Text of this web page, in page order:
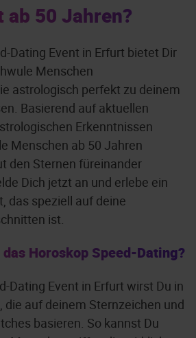
ab 50 Jahren?
Dating Event in Erfurt bietet Dir
Menschen
astrologisch perfekt zu deinem
Basierend auf aktuellen
Erkenntnissen
Menschen ab 50 Jahren
den Sternen füreinander
Dich jetzt an und erlebe ein
das speziell auf deine
ist.
Horoskop Speed-Dating?
Dating Event in Erfurt wirst Du in
die auf deinem Sternzeichen und
basieren. So kannst Du